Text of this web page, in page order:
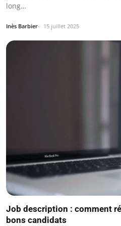
long…
Inès Barbier 15 juillet 2025
Job description : comment
bons candidats